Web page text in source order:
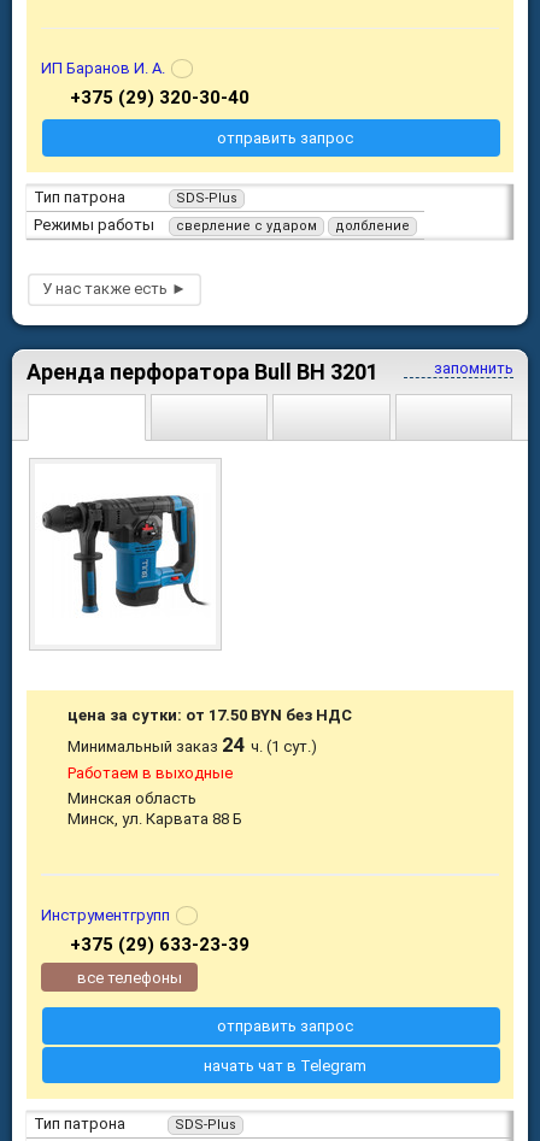
Тип патрона SDS-Plus
Режимы работы сверление с ударом долбление
ИП Баранов И. А.
+375 (29) 320-30-40
отправить запрос
запомнить
Аренда перфоратора Bull BH 3201
Тип патрона SDS-Plus
цена за сутки: от 17.50 BYN без НДС
Минимальный заказ 24ч. (1 сут.)
Работаем в выходные
Минская область
Минск, ул. Карвата 88 Б
Инструментгрупп
+375 (29) 633-23-39
все телефоны
отправить запрос
начать чат в Telegram